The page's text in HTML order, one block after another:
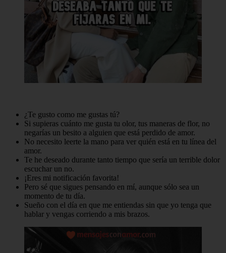
¿Te gusto como me gustas tú?
Si supieras cuánto me gusta tu olor, tus maneras de flor, no
negarías un besito a alguien que está perdido de amor.
No necesito leerte la mano para ver quién está en tu línea del
amor.
Te he deseado durante tanto tiempo que sería un terrible dolor
escuchar un no.
¡Eres mi notificación favorita!
Pero sé que sigues pensando en mí, aunque sólo sea un
momento de tu día.
Sueño con el día en que me entiendas sin que yo tenga que
hablar y vengas corriendo a mis brazos.